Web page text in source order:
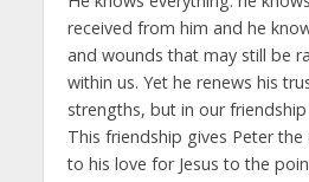
received from him and he
and wounds that may still be
within us. Yet he renews his
strengths, but in our
This friendship gives Peter
to his love for Jesus to the